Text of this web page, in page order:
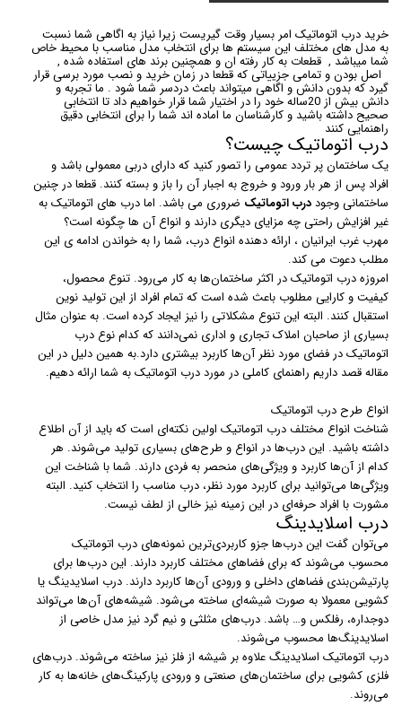
خرید درب اتوماتیک امر بسیار وقت گیریست زیرا نیاز به اگاهی شما نسبت
به مدل های مختلف این سیستم ها برای انتخاب مدل مناسب با محیط خاص
شما میباشد , قطعات به کار رفته ان و همچنین برند های استفاده شده ,
اصل بودن و تمامی جزییاتی که قطعا در زمان خرید و نصب مورد برسی قرار
گیرد که بدون دانش و اگاهی میتواند باعث دردسر شما شود . ما تجربه و
دانش بیش از 20ساله خود را در اختیار شما قرار خواهیم داد تا انتخابی
صحیح داشته باشید و کارشناسان ما اماده اند شما را برای انتخابی دقیق
راهنمایی کنند
درب اتوماتیک چیست؟
یک ساختمان پر تردد عمومی را تصور کنید که دارای دربی معمولی باشد و
افراد پس از هر بار ورود و خروج به اجبار آن را باز و بسته کنند. قطعا در چنین
ساختمانی وجوددرب اتوماتیک ضروری می باشد. اما درب های اتوماتیک به
غیر افزایش راحتی چه مزایای دیگری دارند و انواع آن ها چگونه است؟
مهرب غرب ایرانیان ، ارائه دهنده انواع درب، شما را به خواندن ادامه ی این
مطلب دعوت می کند.
امروزه درب اتوماتیک در اکثر ساختمان‌ها به کار می‌رود. تنوع محصول،
کیفیت و کارایی مطلوب باعث شده است که تمام افراد از این تولید نوین
استقبال کنند. البته این تنوع مشکلاتی را نیز ایجاد کرده است. به عنوان مثال
بسیاری از صاحبان املاک تجاری و اداری نمی‌دانند که کدام نوع درب
اتوماتیک در فضای مورد نظر آن‌ها کاربرد بیشتری دارد.به همین دلیل در این
مقاله قصد داریم راهنمای کاملی در مورد درب اتوماتیک به شما ارائه دهیم.
انواع طرح درب اتوماتیک
شناخت انواع مختلف درب اتوماتیک اولین نکته‌ای است که باید از آن اطلاع
داشته باشید. این درب‌ها در انواع و طرح‌های بسیاری تولید می‌شوند. هر
کدام از آن‌ها کاربرد و ویژگی‌های منحصر به فردی دارند. شما با شناخت این
ویژگی‌ها می‌توانید برای کاربرد مورد نظر، درب مناسب را انتخاب کنید. البته
مشورت با افراد حرفه‌ای در این زمینه نیز خالی از لطف نیست.
درب اسلایدینگ
می‌توان گفت این درب‌ها جزو کاربردی‌ترین نمونه‌های درب اتوماتیک
محسوب می‌شوند که برای فضاهای مختلف کاربرد دارند. این درب‌ها برای
پارتیشن‌بندی فضاهای داخلی و ورودی آن‌ها کاربرد دارند. درب‌ اسلایدینگ یا
کشویی معمولا به صورت شیشه‌ای ساخته می‌شود. شیشه‌های آن‌ها می‌تواند
دوجداره، رفلکس و… باشد. درب‌های مثلثی و نیم گرد نیز مدل خاصی از
اسلایدینگ‌ها محسوب می‌شوند.
درب‌ اتوماتیک اسلایدینگ علاوه بر شیشه از فلز نیز ساخته می‌شوند. درب‌های
فلزی کشویی برای ساختمان‌های صنعتی و ورودی پارکینگ‌های خانه‌ها به کار
می‌روند.